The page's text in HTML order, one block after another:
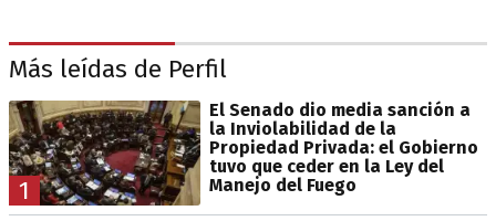
Más leídas de Perfil
1
El Senado dio media sanción a
la Inviolabilidad de la
Propiedad Privada: el Gobierno
tuvo que ceder en la Ley del
Manejo del Fuego